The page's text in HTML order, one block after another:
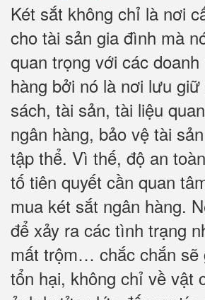
Két sắt không chỉ là nơi
cho tài sản gia đình mà
quan trọng với các
hàng bởi nó là nơi lưu giữ
sách, tài sản, tài liệu
ngân hàng, bảo vệ tài
tập thể. Vì thế, độ an
tố tiên quyết cần quan
mua két sắt ngân hàng.
để xảy ra các tình trạng
mất trộm… chắc chắn sẽ
tổn hại, không chỉ về vật